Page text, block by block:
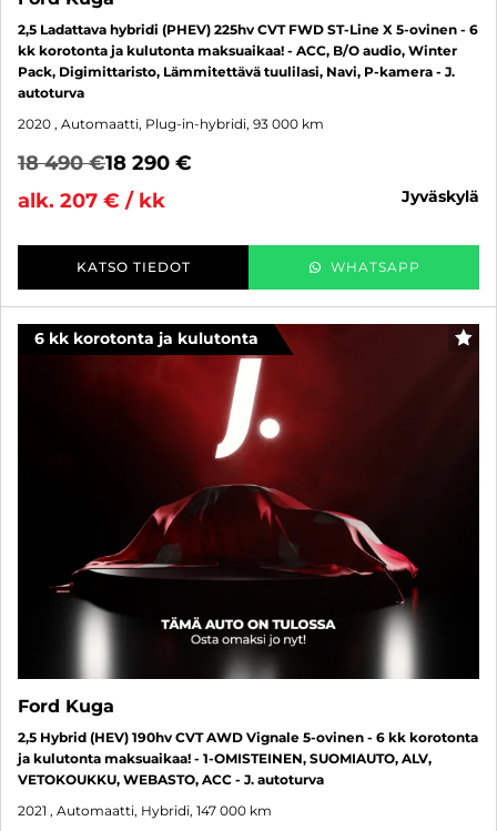
2,5 Ladattava hybridi (PHEV) 225hv CVT FWD ST-Line X 5-ovinen - 6
kk korotonta ja kulutonta maksuaikaa! - ACC, B/O audio, Winter
Pack, Digimittaristo, Lämmitettävä tuulilasi, Navi, P-kamera - J.
autoturva
2020 , Automaatti, Plug-in-hybridi, 93 000 km
18 490 €18 290 €
alk. 207 € / kk
jyväskylä
KATSO TIEDOT WHATSAPP
6 kk korotonta ja kulutonta
Ford Kuga
2,5 Hybrid (HEV) 190hv CVT AWD Vignale 5-ovinen - 6 kk korotonta
ja kulutonta maksuaikaa! - 1-OMISTEINEN, SUOMIAUTO, ALV,
VETOKOUKKU, WEBASTO, ACC - J. autoturva
2021 , Automaatti, Hybridi, 147 000 km